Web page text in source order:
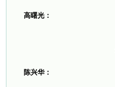
高曙光：
陈兴华：